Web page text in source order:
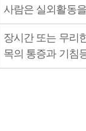
사람은 실외활동
장시간 또는 무리
목의 통증과 기침